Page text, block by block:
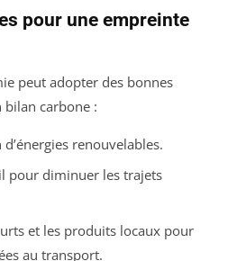
pour une empreinte
peut adopter des bonnes
carbone :
renouvelables.
pour diminuer les trajets
et les produits locaux pour
au transport.